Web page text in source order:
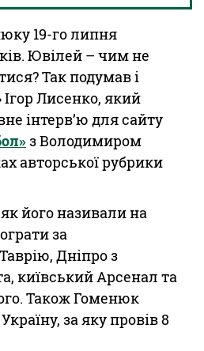
19-го липня
Ювілей – чим не
Так подумав і
Лисенко, який
інтерв’ю для сайту
з Володимиром
авторської рубрики
його називали на
за
Дніпро з
київський Арсенал та
Також Гоменюк
за яку провів 8